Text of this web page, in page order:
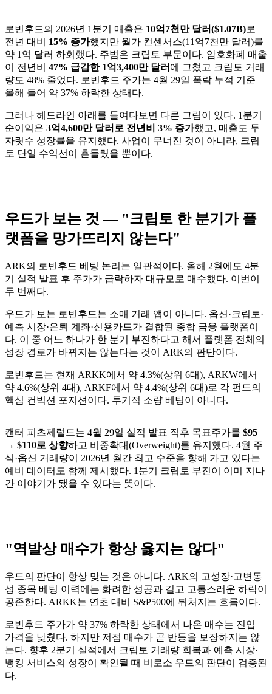
로빈후드의 2026년 1분기 매출은 10억7천만 달러($1.07B)로
전년 대비 15% 증가했지만 월가 컨센서스(11억7천만 달러)를
약 1억 달러 하회했다. 주범은 크립토 부문이다. 암호화폐 매출
이 전년비 47% 급감한 1억3,400만 달러 에 그쳤고 크립토 거래
량도 48% 줄었다. 로빈후드 주가는 4월 29일 폭락 누적 기준
올해 들어 약 37% 하락한 상태다.
그러나 헤드라인 아래를 들여다보면 다른 그림이 있다. 1분기
순이익은 3억4,600만 달러로 전년비 3% 증가했고, 매출도 두
자릿수 성장률을 유지했다. 사업이 무너진 것이 아니라, 크립
토 단일 수익선이 흔들렸을 뿐이다.
우드가 보는 것 — "크립토 한 분기가 플
랫폼을 망가뜨리지 않는다"
ARK의 로빈후드 베팅 논리는 일관적이다. 올해 2월에도 4분
기 실적 발표 후 주가가 급락하자 대규모로 매수했다. 이번이
두 번째다.
우드가 보는 로빈후드는 소매 거래 앱이 아니다. 옵션·크립토·
예측 시장·은퇴 계좌·신용카드가 결합된 종합 금융 플랫폼이
다. 이 중 어느 하나가 한 분기 부진하다고 해서 플랫폼 전체의
성장 경로가 바뀌지는 않는다는 것이 ARK의 판단이다.
로빈후드는 현재 ARKK에서 약 4.3%(상위 6대), ARKW에서
약 4.6%(상위 4대), ARKF에서 약 4.4%(상위 6대)로 각 펀드의
핵심 컨빅션 포지션이다. 투기적 소량 베팅이 아니다.
캔터 피츠제럴드는 4월 29일 실적 발표 직후 목표주가를 $95
→ $110로 상향하고 비중확대(Overweight)를 유지했다. 4월 주
식·옵션 거래량이 2026년 월간 최고 수준을 향해 가고 있다는
예비 데이터도 함께 제시했다. 1분기 크립토 부진이 이미 지나
간 이야기가 됐을 수 있다는 뜻이다.
"역발상 매수가 항상 옳지는 않다"
우드의 판단이 항상 맞는 것은 아니다. ARK의 고성장·고변동
성 종목 베팅 이력에는 화려한 성공과 길고 고통스러운 하락이
공존한다. ARKK는 연초 대비 S&P500에 뒤처지는 흐름이다.
로빈후드 주가가 약 37% 하락한 상태에서 나온 매수는 진입
가격을 낮췄다. 하지만 저점 매수가 곧 반등을 보장하지는 않
는다. 향후 2분기 실적에서 크립토 거래량 회복과 예측 시장·
뱅킹 서비스의 성장이 확인될 때 비로소 우드의 판단이 검증된
다.